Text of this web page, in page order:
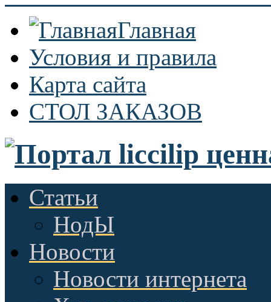
Главная
Условия и правила
Карта сайта
СТОЛ ЗАКАЗОВ
Статьи
НодЫ
Новости
Новости интернета